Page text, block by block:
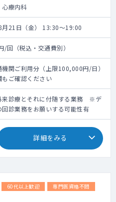
心療内科
21日（金） 13:30～19:00
/回（税込・交通費別）
機関ご利用分（上限100,000円/日）
ご確認ください
来診療とそれに付随する業務 ※デ
回診業務をお願いする可能性有
詳細をみる
60代以上歓迎
専門医資格不問